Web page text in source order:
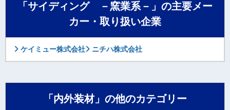
「サイディング －窯業系－」の主要メー
カー・取り扱い企業
ケイミュー株式会社 ニチハ株式会社
「内外装材」の他のカテゴリー